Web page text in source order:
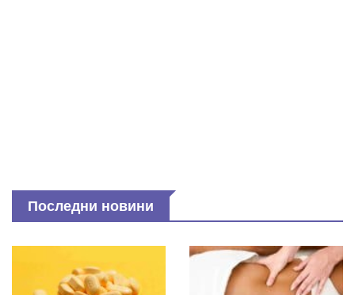
Последни новини